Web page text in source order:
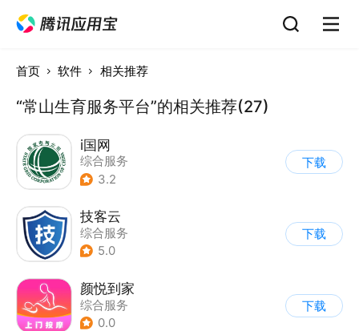
首页 软件 相关推荐
“常山生育服务平台”的相关推荐(27)
i国网
综合服务
3.2
下载
技客云
综合服务
5.0
下载
颜悦到家
综合服务
0.0
下载